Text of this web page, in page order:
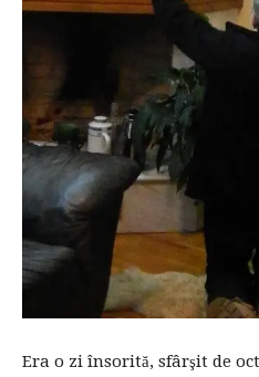
Era o zi însorită, sfârşit de